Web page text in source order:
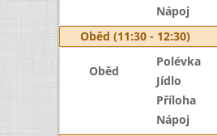
Nápoj
Oběd (11:30 - 12:30)
Oběd
Polévka
Jídlo
Příloha
Nápoj